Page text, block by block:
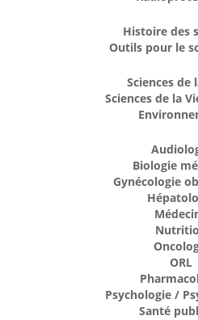
Histoire des
Outils pour le
Sciences de
Sciences de la
Biologie
Gynécologie
ORL
Psychologie /
Santé